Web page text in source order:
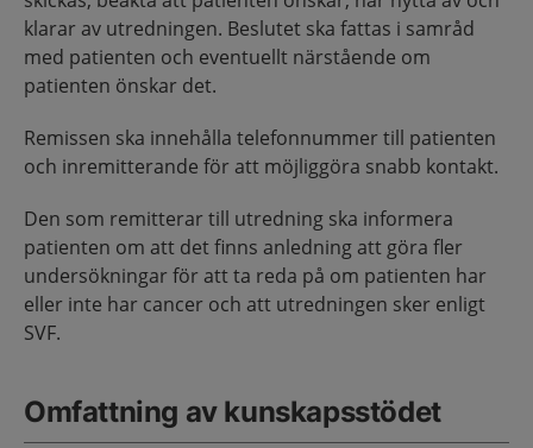
klarar av utredningen. Beslutet ska fattas i samråd
med patienten och eventuellt närstående om
patienten önskar det.
Remissen ska innehålla telefonnummer till patienten
och inremitterande för att möjliggöra snabb kontakt.
Den som remitterar till utredning ska informera
patienten om att det finns anledning att göra fler
undersökningar för att ta reda på om patienten har
eller inte har cancer och att utredningen sker enligt
SVF.
Omfattning av kunskapsstödet